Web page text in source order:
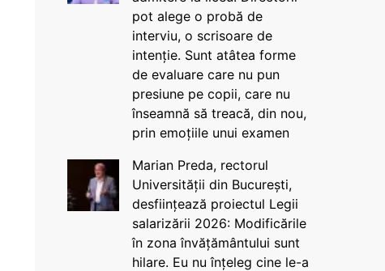
pot alege o probă de
interviu, o scrisoare de
intenție. Sunt atâtea forme
de evaluare care nu pun
presiune pe copii, care nu
înseamnă să treacă, din nou,
prin emoțiile unui examen
Marian Preda, rectorul
Universității din București,
desființează proiectul Legii
salarizării 2026: Modificările
în zona învățământului sunt
hilare. Eu nu înțeleg cine le-a